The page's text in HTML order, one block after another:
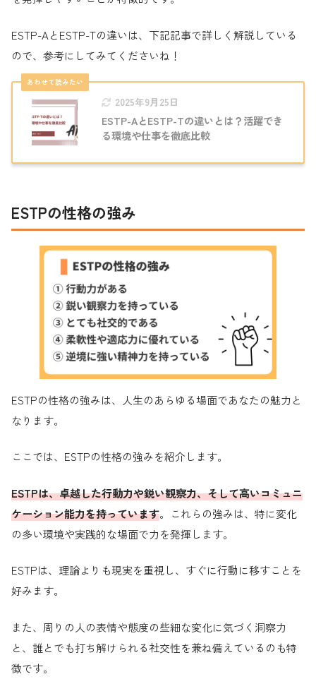
ESTP-AとESTP-Tの違いは、下記記事で詳しく解説している
ので、参考にしてみてくださいね！
2025年9月25日
ESTP-AとESTP-Tの違いとは？活躍でき
る環境や仕事を徹底比較
ESTPの性格の強み
ESTPの性格の強みは、人生のあらゆる場面であなたの魅力と
なります。
ここでは、ESTPの性格の強みを紹介します。
ESTPは、卓越した行動力や鋭い観察力、そして高いコミュニ
ケーション能力を持っています。これらの強みは、特に変化
の多い環境や実践的な場面で力を発揮します。
ESTPは、理論よりも現実を重視し、すぐに行動に移すことを
好みます。
また、周りの人の表情や態度の些細な変化に気づく洞察力
と、誰とでも打ち解けられる社交性を兼ね備えているのも特
徴です。